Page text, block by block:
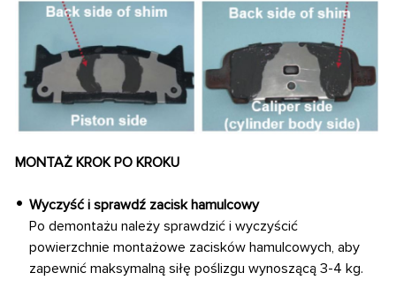
MONTAŻ KROK PO KROKU
Wyczyść i sprawdź zacisk hamulcowy
Po demontażu należy sprawdzić i wyczyścić
powierzchnie montażowe zacisków hamulcowych, aby
zapewnić maksymalną siłę poślizgu wynoszącą 3-4 kg.